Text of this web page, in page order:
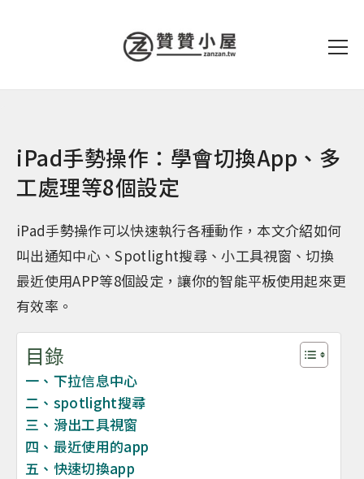
iPad手勢操作：學會切換App、多
工處理等8個設定
iPad手勢操作可以快速執行各種動作，本文介紹如何
叫出通知中心、Spotlight搜尋、小工具視窗、切換
最近使用APP等8個設定，讓你的智能平板使用起來更
有效率。
目錄
一、下拉信息中心
二、spotlight搜尋
三、滑出工具視窗
四、最近使用的app
五、快速切換app